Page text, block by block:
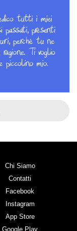
Chi Siamo
Contatti
Facebook
Instagram
App Store
Google Play